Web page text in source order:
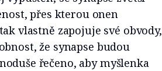
přes kterou onen
vlastně zapojuje své obvody,
že synapse budou
řečeno, aby myšlenka